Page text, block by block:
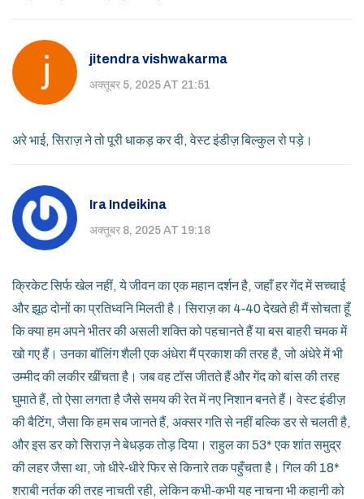
jitendra vishwakarma
अक्तूबर 5, 2025 AT 21:51
अरे भाई, सिराज़ ने तो पूरी धाकड़ कर दी, वेस्ट इंडीज़ बिल्कुल रो पड़े।
Ira Indeikina
अक्तूबर 8, 2025 AT 19:18
क्रिकेट सिर्फ खेल नहीं, ये जीवन का एक महान दर्शन है, जहाँ हर गेंद में सच्चाई
और झूठ दोनों का प्रतिध्वनि मिलती है। सिराज़ का 4‑40 देखते ही मैं सोचता हूँ
कि क्या हम अपने भीतर की असली शक्ति को पहचानते हैं या बस बाहरी चमक में
खो गए हैं। उनका बॉलिंग शैली एक अंधेरा मैं प्रकाश की तरह है, जो अंधेरे में भी
उम्मीद की लकीर खींचता है। जब वह टॉस जीतते हैं और गेंद को बांस की तरह
घुमाते हैं, तो ऐसा लगता है जैसे समय की रेत में नए निशान बनते हैं। वेस्ट इंडीज़
की बैटिंग, जैसा कि हम सब जानते हैं, अक्सर गति से नहीं बल्कि डर से चलती है,
और इस डर को सिराज़ ने बेधड़क तोड़ दिया। राहुल का 53* एक शांत समुद्र
की लहर जैसा था, जो धीरे‑धीरे फिर से किनारे तक पहुँचता है। गिल की 18*
शराबी नर्तक की तरह नाचती रही, लेकिन कभी‑कभी यह नाचना भी कहानी को